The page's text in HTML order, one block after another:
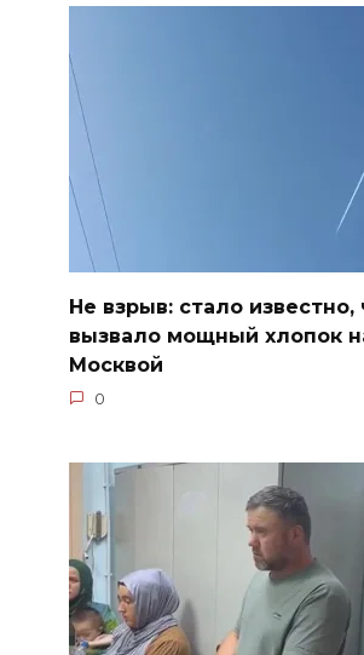
Не взрыв: стало известно,
вызвало мощный хлопок
Москвой
0